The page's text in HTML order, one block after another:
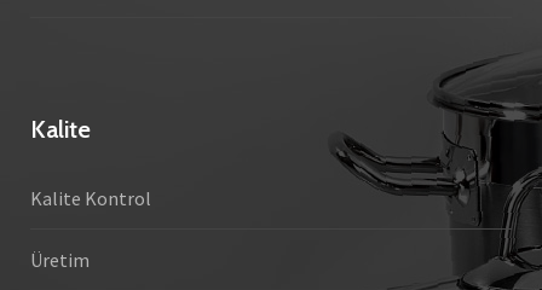
Kalite
Kalite Kontrol
Üretim